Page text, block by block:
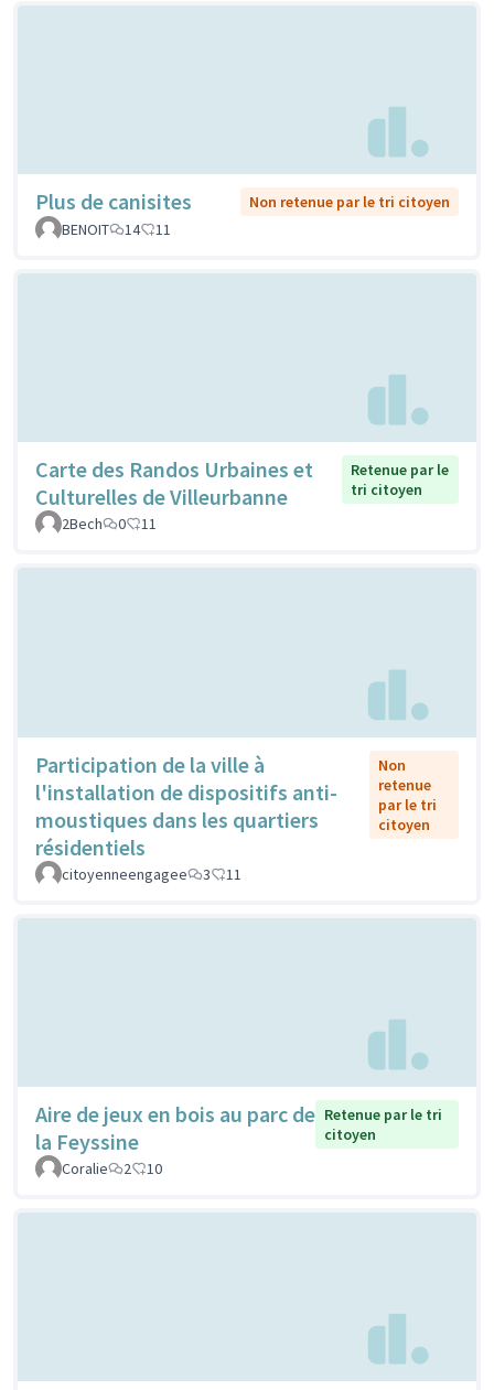
Plus de canisites
Non retenue par le tri citoyen
BENOIT
14 11
Carte des Randos Urbaines et
Culturelles de Villeurbanne
Retenue par le
tri citoyen
2Bech
0 11
Participation de la ville à
l'installation de dispositifs anti-
moustiques dans les quartiers
résidentiels
Non
retenue
par le tri
citoyen
citoyenneengagee 3 11
Aire de jeux en bois au parc de
la Feyssine
Retenue par le tri
citoyen
Coralie
2 10